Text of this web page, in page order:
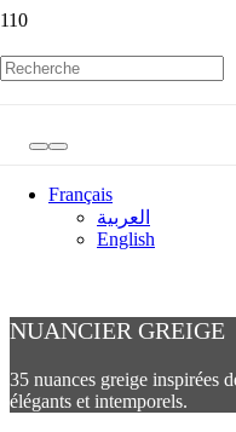
Français
العربية
English
NUANCIER GREIGE
35 nuances greige inspirées
élégants et intemporels.